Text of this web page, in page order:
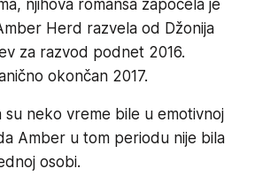
njihova romansa započela je
Herd razvela od Džonija
za razvod podnet 2016.
okončan 2017.
su neko vreme bile u emotivnoj
Amber u tom periodu nije bila
osobi.